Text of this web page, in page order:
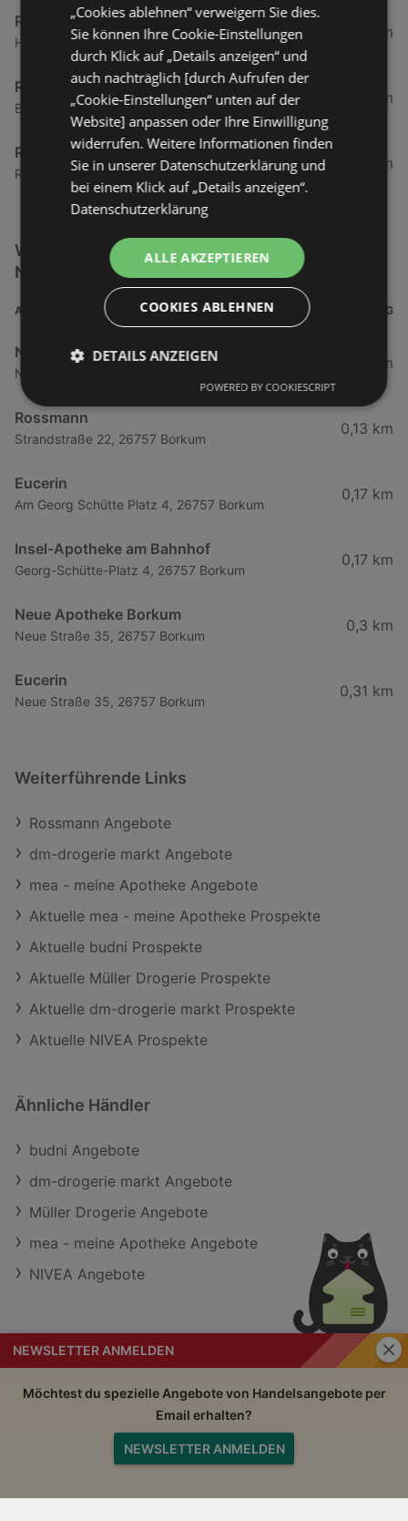
NEWSLETTER ANMELDEN
Möchtest du spezielle Angebote von Handelsangebote per
Email erhalten?
NEWSLETTER ANMELDEN
Rossmann
Handelsstraße 2 b, 26736 Krummhörn
34,24 km
Rossmann
Bahnhofstraße 1 a, 26506 Norden
36,22 km
Rossmann
Rosenstraße 51, 26529 Marienhafe
41,27 km
Weitere Drogerie & Gesundheit Filialen in der
Nähe
ADRESSE ENTFERNUNG
Nordsee-Apotheke
Neue Straße 2, 26757 Borkum
0,13 km
Rossmann
Strandstraße 22, 26757 Borkum
0,13 km
Eucerin
Am Georg Schütte Platz 4, 26757 Borkum
0,17 km
Insel-Apotheke am Bahnhof
Georg-Schütte-Platz 4, 26757 Borkum
0,17 km
Neue Apotheke Borkum
Neue Straße 35, 26757 Borkum
0,3 km
Eucerin
Neue Straße 35, 26757 Borkum
0,31 km
Weiterführende Links
Rossmann Angebote
dm-drogerie markt Angebote
mea - meine Apotheke Angebote
Aktuelle mea - meine Apotheke Prospekte
Aktuelle budni Prospekte
Aktuelle Müller Drogerie Prospekte
Aktuelle dm-drogerie markt Prospekte
Aktuelle NIVEA Prospekte
Ähnliche Händler
budni Angebote
dm-drogerie markt Angebote
Müller Drogerie Angebote
mea - meine Apotheke Angebote
NIVEA Angebote
Handelsangebote Impressum
Nutzungsbedingungen
Datenschutzerklärung
„Cookies ablehnen“ verweigern Sie dies.
Sie können Ihre Cookie-Einstellungen
durch Klick auf „Details anzeigen“ und
auch nachträglich [durch Aufrufen der
„Cookie-Einstellungen“ unten auf der
Website] anpassen oder Ihre Einwilligung
widerrufen. Weitere Informationen finden
Sie in unserer Datenschutzerklärung und
bei einem Klick auf „Details anzeigen“.
Datenschutzerklärung
ALLE AKZEPTIEREN
COOKIES ABLEHNEN
DETAILS ANZEIGEN
POWERED BY COOKIESCRIPT